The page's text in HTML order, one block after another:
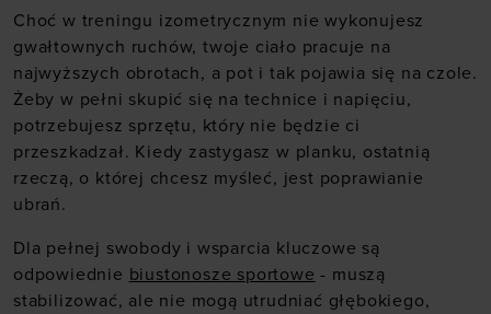
Choć w treningu izometrycznym nie wykonujesz
gwałtownych ruchów, twoje ciało pracuje na
najwyższych obrotach, a pot i tak pojawia się na czole.
Żeby w pełni skupić się na technice i napięciu,
potrzebujesz sprzętu, który nie będzie ci
przeszkadzał. Kiedy zastygasz w planku, ostatnią
rzeczą, o której chcesz myśleć, jest poprawianie
ubrań.
Dla pełnej swobody i wsparcia kluczowe są
odpowiednie biustonosze sportowe - muszą
stabilizować, ale nie mogą utrudniać głębokiego,